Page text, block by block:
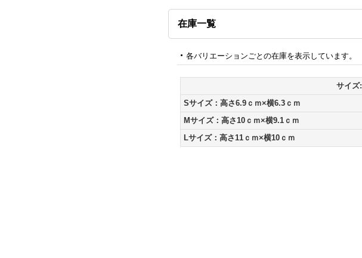
在庫一覧
各バリエーションごとの在庫を表示しています。
サイズ:
Sサイズ：高さ6.9ｃｍ×横6.3ｃｍ
Mサイズ：高さ10ｃｍ×横9.1ｃｍ
Lサイズ：高さ11ｃｍ×横10ｃｍ